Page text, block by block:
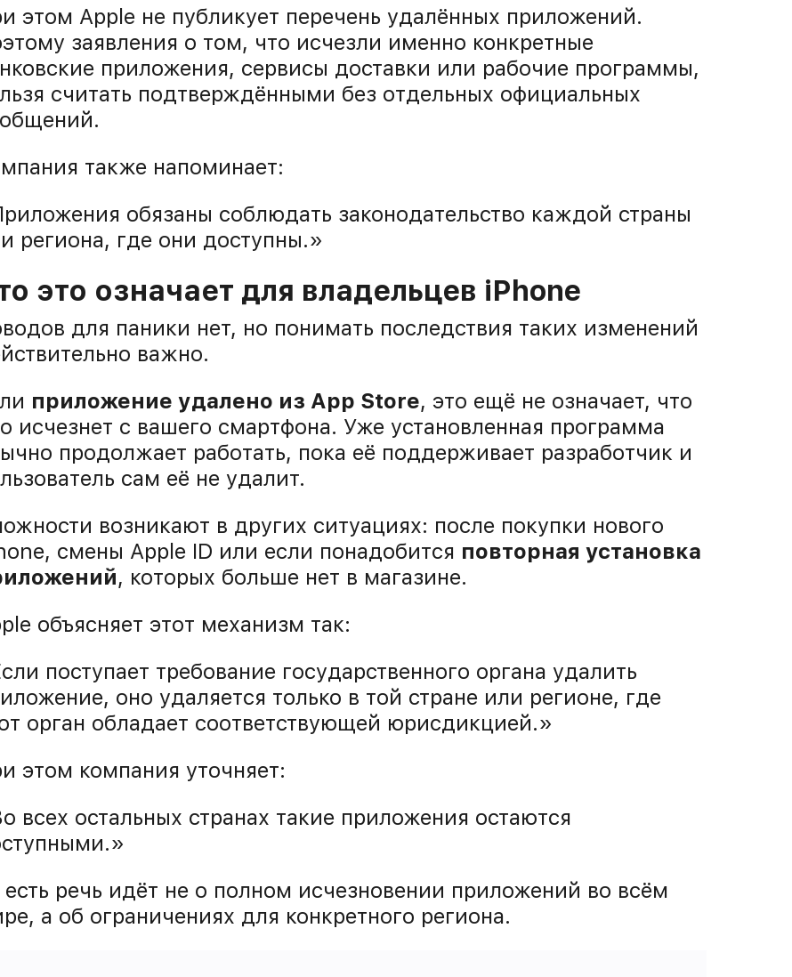
этом Apple не публикует перечень удалённых приложений.
заявления о том, что исчезли именно конкретные
приложения, сервисы доставки или рабочие программы,
считать подтверждёнными без отдельных официальных
также напоминает:
обязаны соблюдать законодательство каждой страны
региона, где они доступны.»
это означает для владельцев iPhone
для паники нет, но понимать последствия таких изменений
важно.
приложение удалено из App Store, это ещё не означает, что
исчезнет с вашего смартфона. Уже установленная программа
продолжает работать, пока её поддерживает разработчик и
сам её не удалит.
возникают в других ситуациях: после покупки нового
смены Apple ID или если понадобится повторная установка
, которых больше нет в магазине.
объясняет этот механизм так:
поступает требование государственного органа удалить
оно удаляется только в той стране или регионе, где
орган обладает соответствующей юрисдикцией.»
этом компания уточняет:
всех остальных странах такие приложения остаются
есть речь идёт не о полном исчезновении приложений во всём
а об ограничениях для конкретного региона.